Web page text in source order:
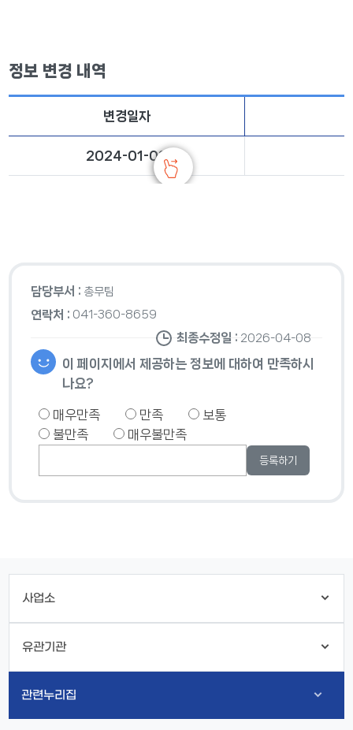
정보 변경 내역
변경일자
2024-01-08
담당부서 : 총무팀
연락처 : 041-360-8659
최종수정일 : 2026-04-08
이 페이지에서 제공하는 정보에 대하여 만족하시
나요?
매우만족 만족
보통
불만족
매우불만족
사업소
유관기관
관련누리집